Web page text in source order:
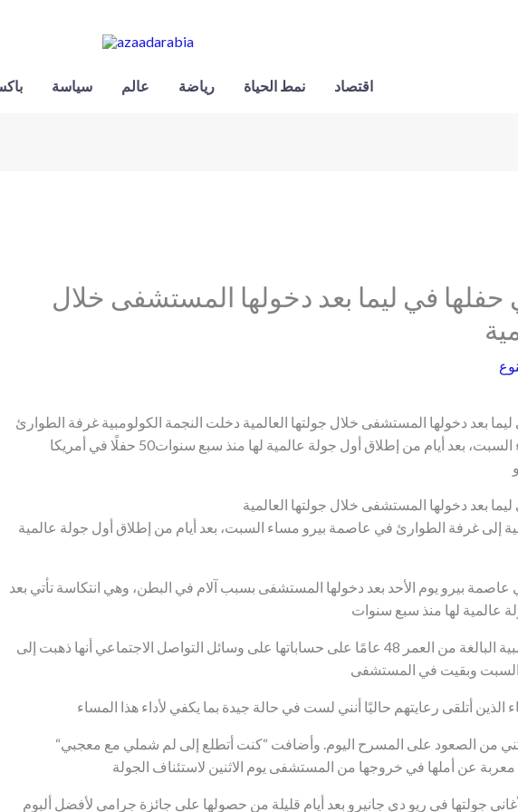
سياسة عالم رياضة نمط الحياة اقتصاد
حفلها في ليما بعد دخولها المستشفى خلال
بعد دخولها المستشفى خلال جولتها العالمية دخلت النجمة الكولومبية غرفة الطوارئ
في عاصمة بيرو مساء السبت، بعد أيام من إطلاق أول جولة عالمية لها منذ سبع سنوات50 حفلًا في أمريكا
بعد دخولها المستشفى خلال جولتها العالمية
إلى غرفة الطوارئ في عاصمة بيرو مساء السبت، بعد أيام من إطلاق أول جولة عالمية
عاصمة بيرو يوم الأحد بعد دخولها المستشفى بسبب آلام في البطن، وهي انتكاسة تأتي بعد
عالمية لها منذ سبع سنوات
نشرت النجمة الكولومبية البالغة من العمر 48 عامًا على حساباتها على وسائل التواصل الاجتماعي أنها ذهبت إلى
وبقيت في المستشفى
“أنا حزينة جدًا لعدم تمكني من الصعود على المسرح اليوم. وأضافت “كنت أتطلع إلى لم شملي مع معجبي
معربة عن أملها في خروجها من المستشفى يوم الاثنين لاستئناف الجولة
جولتها في ريو دي جانيرو بعد أيام قليلة من حصولها على جائزة جرامي لأفضل ألبوم